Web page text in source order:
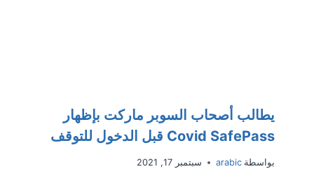
يطالب أصحاب السوبر ماركت بإظهار
Covid SafePass قبل الدخول للتوقف
بواسطة arabic سبتمبر 17, 2021